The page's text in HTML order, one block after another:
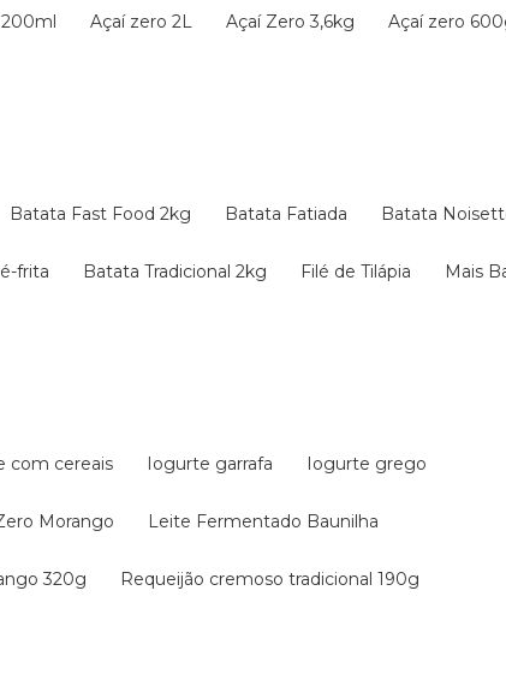
200ml Açaí zero 2L Açaí Zero 3,6kg Açaí zero
Batata Fast Food 2kg Batata Fatiada Batata
frita Batata Tradicional 2kg Filé de Tilápia Mais
com cereais Iogurte garrafa Iogurte grego
Morango Leite Fermentado Baunilha
320g Requeijão cremoso tradicional 190g